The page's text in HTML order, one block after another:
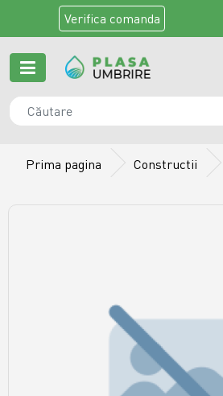
Verifica comanda
Prima pagina Constructii